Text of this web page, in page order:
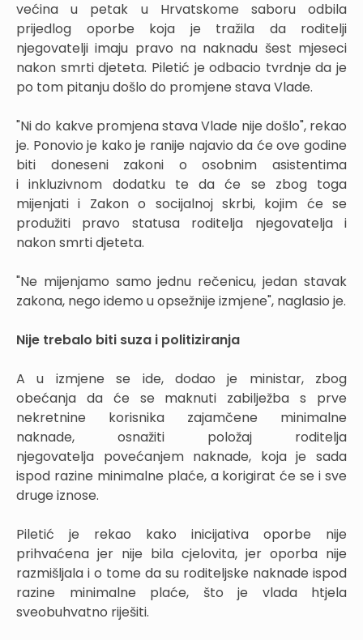
većina u petak u Hrvatskome saboru odbila
prijedlog oporbe koja je tražila da roditelji
njegovatelji imaju pravo na naknadu šest mjeseci
nakon smrti djeteta. Piletić je odbacio tvrdnje da je
po tom pitanju došlo do promjene stava Vlade.
"Ni do kakve promjena stava Vlade nije došlo", rekao
je. Ponovio je kako je ranije najavio da će ove godine
biti doneseni zakoni o osobnim asistentima
i inkluzivnom dodatku te da će se zbog toga
mijenjati i Zakon o socijalnoj skrbi, kojim će se
produžiti pravo statusa roditelja njegovatelja i
nakon smrti djeteta.
"Ne mijenjamo samo jednu rečenicu, jedan stavak
zakona, nego idemo u opsežnije izmjene", naglasio je.
Nije trebalo biti suza i politiziranja
A u izmjene se ide, dodao je ministar, zbog
obećanja da će se maknuti zabilježba s prve
nekretnine korisnika zajamčene minimalne
naknade, osnažiti položaj roditelja
njegovatelja povećanjem naknade, koja je sada
ispod razine minimalne plaće, a korigirat će se i sve
druge iznose.
Piletić je rekao kako inicijativa oporbe nije
prihvaćena jer nije bila cjelovita, jer oporba nije
razmišljala i o tome da su roditeljske naknade ispod
razine minimalne plaće, što je vlada htjela
sveobuhvatno riješiti.